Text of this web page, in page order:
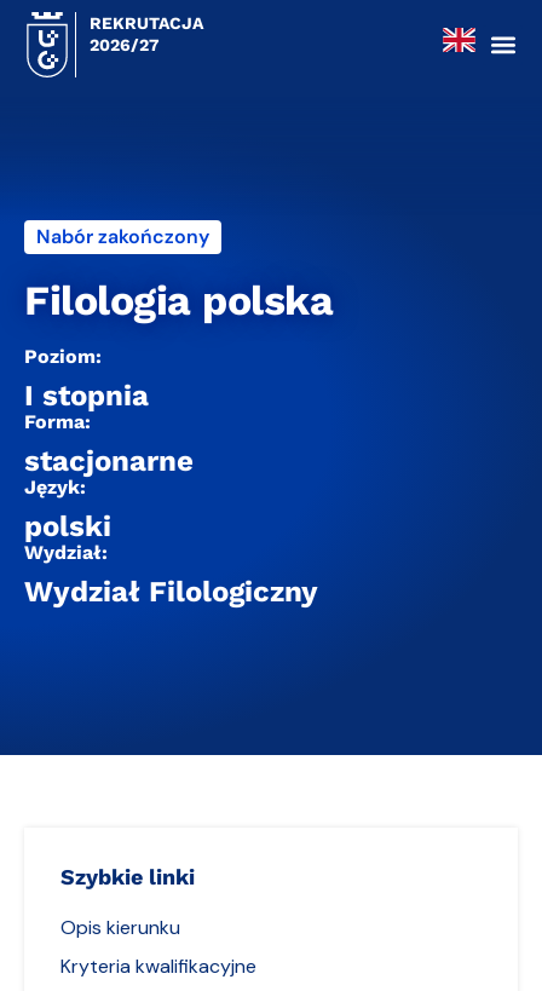
REKRUTACJA
2026/27
Nabór zakończony
Filologia polska
Poziom:
I stopnia
Forma:
stacjonarne
Język:
polski
Wydział:
Wydział Filologiczny
Szybkie linki
Opis kierunku
Kryteria kwalifikacyjne